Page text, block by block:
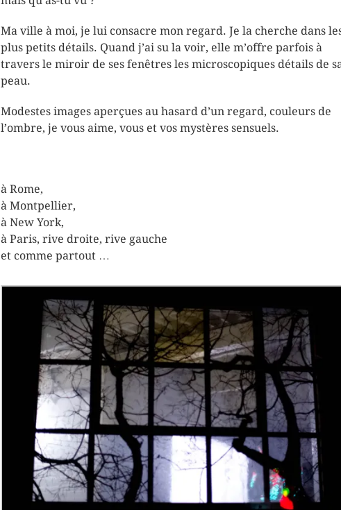
Ma ville à moi, je lui consacre mon regard. Je la cherche dans
plus petits détails. Quand j’ai su la voir, elle m’offre parfois à
travers le miroir de ses fenêtres les microscopiques détails de
peau.
Modestes images aperçues au hasard d’un regard, couleurs de
l’ombre, je vous aime, vous et vos mystères sensuels.
à Rome,
à Montpellier,
à New York,
à Paris, rive droite, rive gauche
et comme partout …